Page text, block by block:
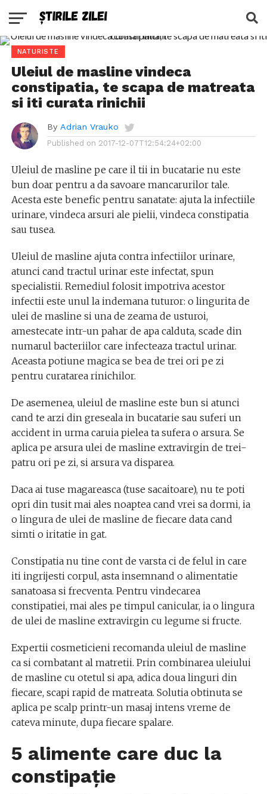
NATURISTE
Uleiul de masline vindeca
constipatia, te scapa de matreata
si iti curata rinichii
By Adrian Vrauko
Published on 2017-12-07T12:54:24+02:00
Uleiul de masline pe care il tii in bucatarie nu este
bun doar pentru a da savoare mancarurilor tale.
Acesta este benefic pentru sanatate: ajuta la infectiile
urinare, vindeca arsuri ale pielii, vindeca constipatia
sau tusea.
Uleiul de masline ajuta contra infectiilor urinare,
atunci cand tractul urinar este infectat, spun
specialistii. Remediul folosit impotriva acestor
infectii este unul la indemana tuturor: o lingurita de
ulei de masline si una de zeama de usturoi,
amestecate intr-un pahar de apa calduta, scade din
numarul bacteriilor care infecteaza tractul urinar.
Aceasta potiune magica se bea de trei ori pe zi
pentru curatarea rinichilor.
De asemenea, uleiul de masline este bun si atunci
cand te arzi din greseala in bucatarie sau suferi un
accident in urma caruia pielea ta sufera o arsura. Se
aplica pe arsura ulei de masline extravirgin de trei-
patru ori pe zi, si arsura va disparea.
Daca ai tuse magareasca (tuse sacaitoare), nu te poti
opri din tusit mai ales noaptea cand vrei sa dormi, ia
o lingura de ulei de masline de fiecare data cand
simti o iritatie in gat.
Constipatia nu tine cont de varsta ci de felul in care
iti ingrijesti corpul, asta insemnand o alimentatie
sanatoasa si frecventa. Pentru vindecarea
constipatiei, mai ales pe timpul canicular, ia o lingura
de ulei de masline extravirgin cu legume si fructe.
Expertii cosmeticieni recomanda uleiul de masline
ca si combatant al matretii. Prin combinarea uleiului
de masline cu otetul si apa, adica doua linguri din
fiecare, scapi rapid de matreata. Solutia obtinuta se
aplica pe scalp printr-un masaj intens vreme de
cateva minute, dupa fiecare spalare.
5 alimente care duc la
constipaţie